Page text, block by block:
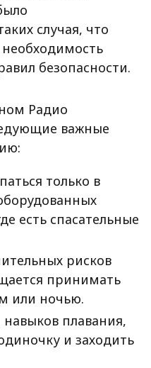
случая, что
безопасности.
Радио
важные
только в
есть спасательные
рисков
принимать
или ночью.
плавания,
и заходить